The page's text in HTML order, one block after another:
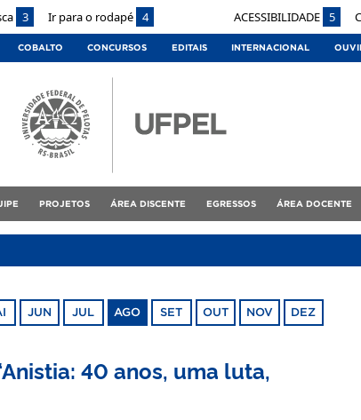
3 Ir para o rodapé 4 ACESSIBILIDADE 5
COBALTO CONCURSOS EDITAIS INTERNACIONAL
PROJETOS ÁREA DISCENTE EGRESSOS ÁREA DOCENTE
JUN JUL AGO SET OUT NOV DEZ
40 anos, uma luta,